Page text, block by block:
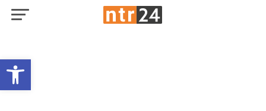
Open toolbar